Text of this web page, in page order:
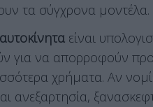
τα σύγχρονα μοντέλα.
αυτοκίνητα είναι
για να απορροφούν
χρήματα. Αν
ανεξαρτησία,